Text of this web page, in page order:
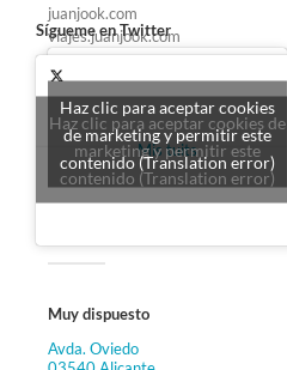
juanjook.com
viajes.juanjook.com
Sígueme en Twitter
Mis tuits
Haz clic para aceptar cookies de
marketing y permitir este
contenido (Translation error)
Haz clic para aceptar cookies
de marketing y permitir este
contenido (Translation error)
Muy dispuesto
Avda. Oviedo